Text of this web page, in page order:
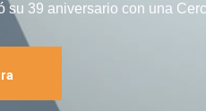
su 39 aniversario con una